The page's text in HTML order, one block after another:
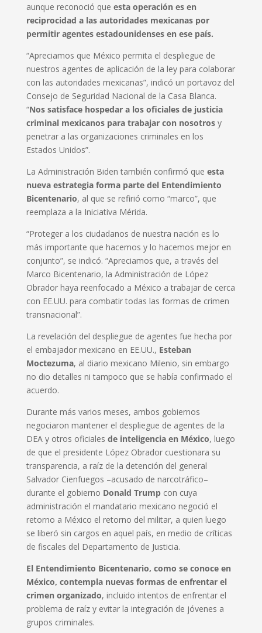
aunque reconoció que esta operación es en
reciprocidad a las autoridades mexicanas por
permitir agentes estadounidenses en ese país.
“Apreciamos que México permita el despliegue de
nuestros agentes de aplicación de la ley para colaborar
con las autoridades mexicanas”, indicó un portavoz del
Consejo de Seguridad Nacional de la Casa Blanca.
“Nos satisface hospedar a los oficiales de justicia
criminal mexicanos para trabajar con nosotros y
penetrar a las organizaciones criminales en los
Estados Unidos”.
La Administración Biden también confirmó que esta
nueva estrategia forma parte del Entendimiento
Bicentenario, al que se refirió como “marco”, que
reemplaza a la Iniciativa Mérida.
“Proteger a los ciudadanos de nuestra nación es lo
más importante que hacemos y lo hacemos mejor en
conjunto”, se indicó. “Apreciamos que, a través del
Marco Bicentenario, la Administración de López
Obrador haya reenfocado a México a trabajar de cerca
con EE.UU. para combatir todas las formas de crimen
transnacional”.
La revelación del despliegue de agentes fue hecha por
el embajador mexicano en EE.UU., Esteban
Moctezuma, al diario mexicano Milenio, sin embargo
no dio detalles ni tampoco que se había confirmado el
acuerdo.
Durante más varios meses, ambos gobiernos
negociaron mantener el despliegue de agentes de la
DEA y otros oficiales de inteligencia en México, luego
de que el presidente López Obrador cuestionara su
transparencia, a raíz de la detención del general
Salvador Cienfuegos –acusado de narcotráfico–
durante el gobierno Donald Trumpcon cuya
administración el mandatario mexicano negoció el
retorno a México el retorno del militar, a quien luego
se liberó sin cargos en aquel país, en medio de críticas
de fiscales del Departamento de Justicia.
El Entendimiento Bicentenario, como se conoce en
México, contempla nuevas formas de enfrentar el
crimen organizado, incluido intentos de enfrentar el
problema de raíz y evitar la integración de jóvenes a
grupos criminales.